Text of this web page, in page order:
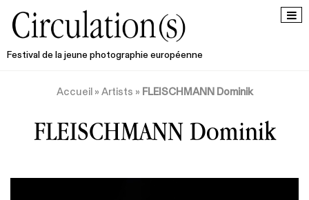
Festival de la jeune photographie européenne
Accueil » Artists » FLEISCHMANN Dominik
FLEISCHMANN Dominik